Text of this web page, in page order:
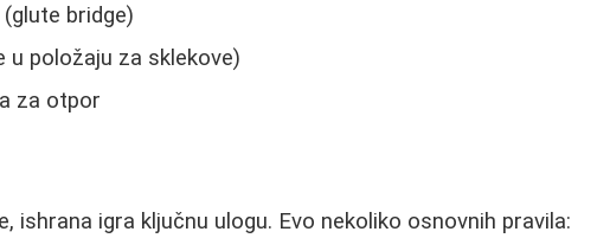
bridge)
u položaju za sklekove)
za otpor
ishrana igra ključnu ulogu. Evo nekoliko osnovnih pravila: